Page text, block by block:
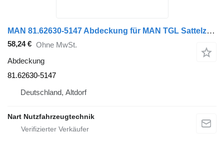
MAN 81.62630-5147 Abdeckung für MAN TGL Sattelzugmaschine
58,24 € Ohne MwSt.
Abdeckung
81.62630-5147
Deutschland, Altdorf
Nart Nutzfahrzeugtechnik